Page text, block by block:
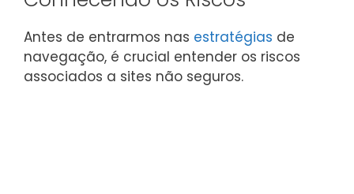
Antes de entrarmos nas estratégias de
navegação, é crucial entender os riscos
associados a sites não seguros.